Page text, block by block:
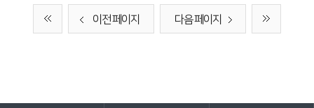
이전 페이지 다음 페이지
바로가기 서비스